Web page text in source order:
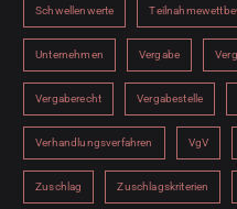
Schwellenwerte
Unternehmen Vergabe
Vergaberecht Vergabestelle
Verhandlungsverfahren VgV
Zuschlag Zuschlagskriterien